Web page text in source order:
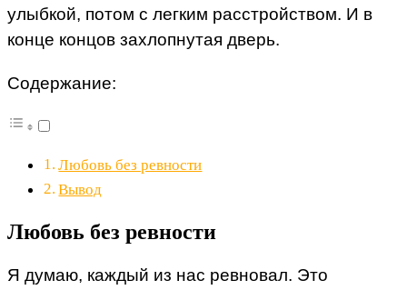
улыбкой, потом с легким расстройством. И в
конце концов захлопнутая дверь.
Содержание:
Любовь без ревности
Вывод
Любовь без ревности
Я думаю, каждый из нас ревновал. Это